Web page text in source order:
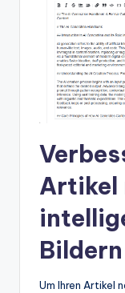
Artikel
Bildern
Um Ihren Artikel